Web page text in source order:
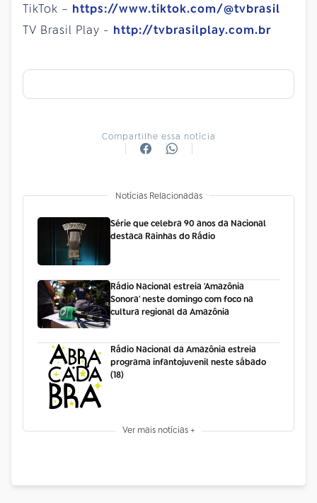
TikTok – https://www.tiktok.com/@tvbrasil
TV Brasil Play - http://tvbrasilplay.com.br
Compartilhe essa notícia
Notícias Relacionadas
Série que celebra 90 anos da Nacional
destaca Rainhas do Rádio
Rádio Nacional estreia 'Amazônia
Sonora' neste domingo com foco na
cultura regional da Amazônia
Rádio Nacional da Amazônia estreia
programa infantojuvenil neste sábado
(18)
Ver mais notícias +